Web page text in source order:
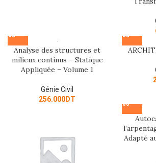
Analyse des structures et
milieux continus – Statique
Appliquée – Volume 1
Génie Civil
256.000DT
Adapté